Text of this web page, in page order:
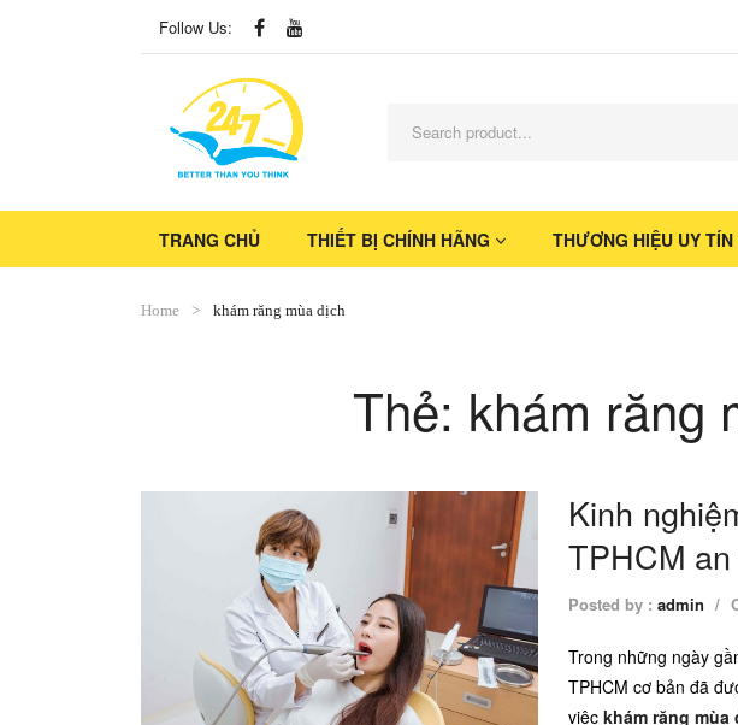
Follow Us:
TRANG CHỦ
THIẾT BỊ CHÍNH HÃNG THƯƠNG HIỆU UY TÍN
Home khám răng mùa dịch
Thẻ: khám răng
Kinh
TPHCM
Posted by : admin /
Trong những ngày
TPHCM cơ bản đã
việc khám răng mùa